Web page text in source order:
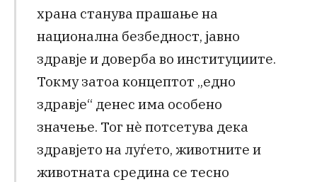
храна станува прашање на
национална безбедност, јавно
здравје и доверба во институциите.
Токму затоа концептот „едно
здравје“ денес има особено
значење. Тог нè потсетува дека
здравјето на луѓето, животните и
животната средина се тесно